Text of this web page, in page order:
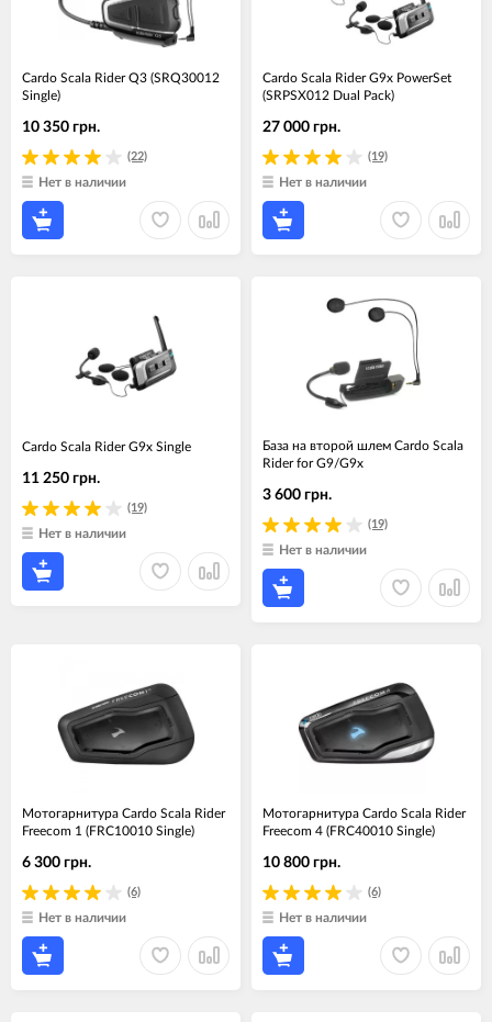
Cardo Scala Rider Q3 (SRQ30012
Single)
(22)
10 350 грн.
Нет в наличии
Cardo Scala Rider G9x PowerSet
(SRPSX012 Dual Pack)
(19)
27 000 грн.
Нет в наличии
Cardo Scala Rider G9x Single
(19)
11 250 грн.
Нет в наличии
База на второй шлем Cardo Scala
Rider for G9/G9x
(19)
3 600 грн.
Нет в наличии
Мотогарнитура Cardo Scala Rider
Freecom 1 (FRC10010 Single)
(6)
6 300 грн.
Нет в наличии
Мотогарнитура Cardo Scala Rider
Freecom 4 (FRC40010 Single)
(6)
10 800 грн.
Нет в наличии